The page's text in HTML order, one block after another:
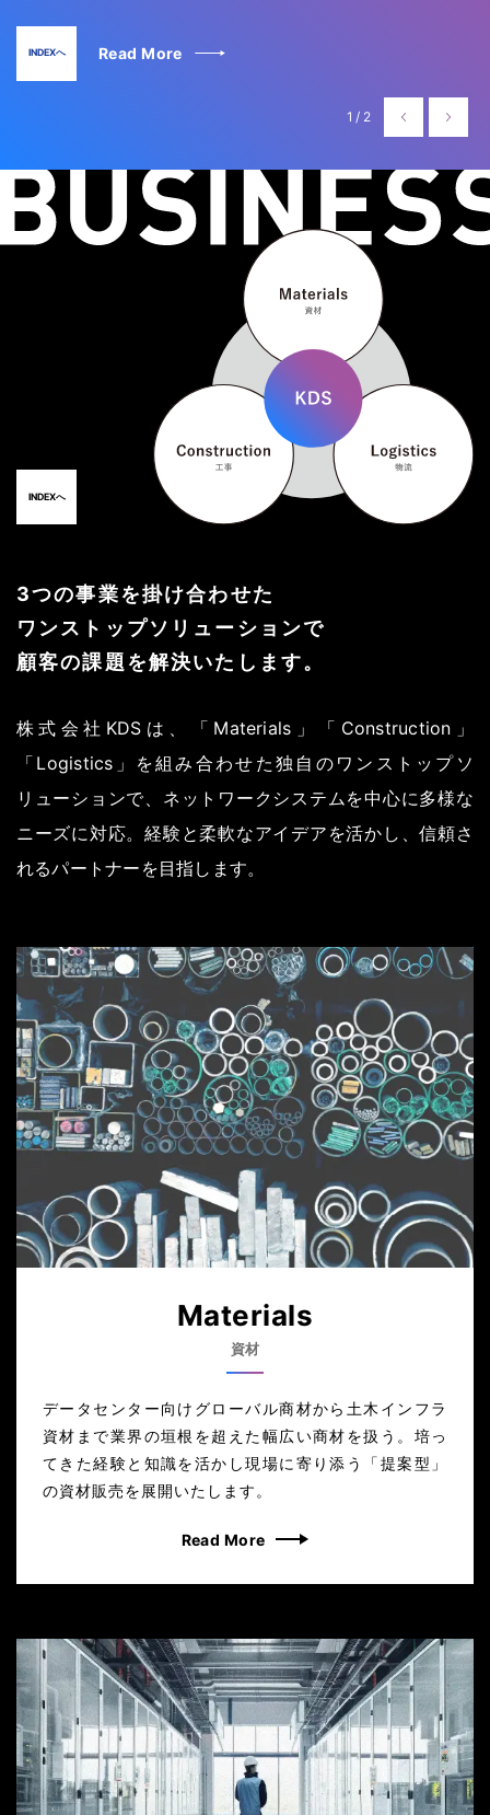
INDEXへ Read More
1/2
3つの事業を掛け合わせた
ワンストップソリューションで
顧客の課題を解決いたします。
株式会社KDSは、「Materials」「Construction」
「Logistics」を組み合わせた独自のワンストップソ
リューションで、 ネットワークシステムを中心に多様な
ニーズに対応。経験と柔軟なアイデアを活かし、信頼さ
れるパートナーを目指します。
INDEXへ
Materials
資材
データセンター向けグローバル商材から土木インフラ
資材まで業界の垣根を超えた幅広い商材を扱う。培っ
てきた経験と知識を活かし現場に寄り添う「提案型」
の資材販売を展開いたします。
Read More